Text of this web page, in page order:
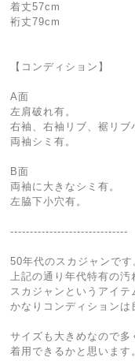
着丈57cm
裄丈79cm
【コンディション】
A面
左肩破れ有。
右袖、右袖リブ、裾リブ
両袖シミ有。
B面
両袖に大きなシミ有。
左脇下小穴有。
------------------------------
50年代のスカジャンです
上記の通り年代特有の
スカジャンというアイテ
かなりコンディションは
サイズも大きめなので多
着用できるかと思います